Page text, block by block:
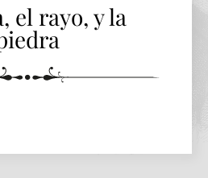
el rayo, y la